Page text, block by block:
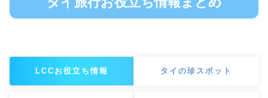
LCCお役立ち情報 タイの珍スポット